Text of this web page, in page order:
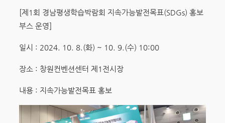
[제1회 경남평생학습박람회 지속가능발전목표(SDGs) 홍보
부스 운영]
일시 : 2024. 10. 8.(화) ~ 10. 9.(수) 10:00
장소 : 창원컨벤션센터 제1전시장
내용 : 지속가능발전목표 홍보